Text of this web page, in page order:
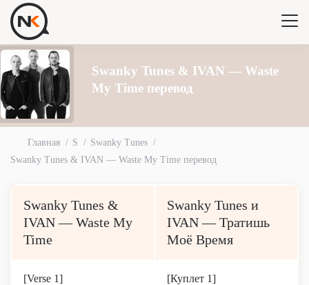
Swanky Tunes & IVAN — Waste
My Time перевод
Главная S
Swanky Tunes
Swanky Tunes & IVAN — Waste My Time перевод
Swanky Tunes &
IVAN — Waste My
Time
Swanky Tunes и
IVAN — Тратишь
Моё Время
[Verse 1] [Куплет 1]